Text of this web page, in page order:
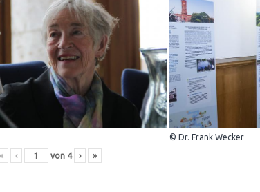
© Dr. Frank Wecker
« ‹ von 4 › »